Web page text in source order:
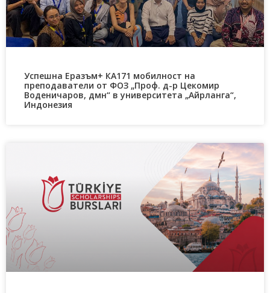
Успешна Еразъм+ КА171 мобилност на
преподаватели от ФОЗ „Проф. д-р Цекомир
Воденичаров, дмн“ в университета „Айрланга“,
Индонезия